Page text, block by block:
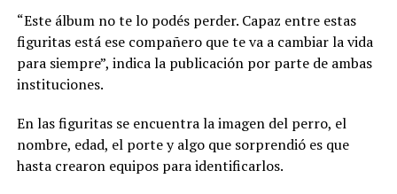
“Este álbum no te lo podés perder. Capaz entre estas
figuritas está ese compañero que te va a cambiar la vida
para siempre”, indica la publicación por parte de ambas
instituciones.
En las figuritas se encuentra la imagen del perro, el
nombre, edad, el porte y algo que sorprendió es que
hasta crearon equipos para identificarlos.